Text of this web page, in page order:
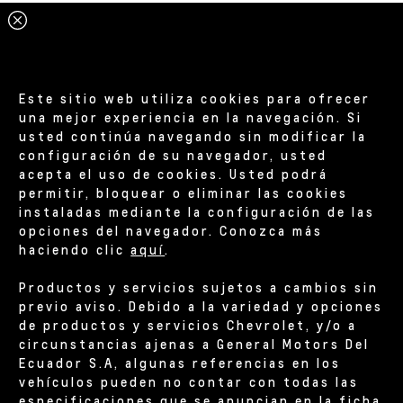
Este sitio web utiliza cookies para ofrecer
una mejor experiencia en la navegación. Si
usted continúa navegando sin modificar la
configuración de su navegador, usted
acepta el uso de cookies. Usted podrá
permitir, bloquear o eliminar las cookies
instaladas mediante la configuración de las
opciones del navegador. Conozca más
haciendo clicaquí.
Productos y servicios sujetos a cambios sin
previo aviso. Debido a la variedad y opciones
de productos y servicios Chevrolet, y/o a
circunstancias ajenas a General Motors Del
Ecuador S.A, algunas referencias en los
vehículos pueden no contar con todas las